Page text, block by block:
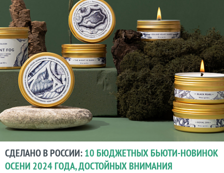
СДЕЛАНО В РОССИИ:10 БЮДЖЕТНЫХ БЬЮТИ-НОВИНОК
ОСЕНИ 2024 ГОДА, ДОСТОЙНЫХ ВНИМАНИЯ